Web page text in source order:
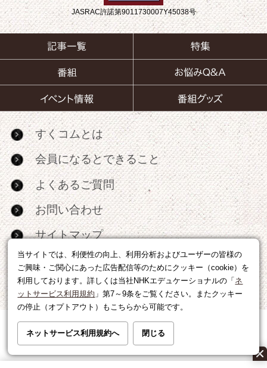
当サイトでは、利便性の向上、利用分析およびユーザーの皆様の
ご興味・ご関心にあった広告配信等のためにクッキー（cookie）を
利用しております。詳しくは当社NHKエデュケーショナルの「 ネ
ットサービス利用規約 」第7～9条をご覧ください。またクッキー
の停止（オプトアウト）もこちらから可能です。
ネットサービス利用規約へ 閉じる
JASRAC許諾第9011730007Y45038号
すくコムとは
会員になるとできること
よくあるご質問
お問い合わせ
サイトマップ
RSS
広告出稿・パートナーシップについて
利用規約|個人情報の取り扱いについて
運営会社|広告に関するお問い合わせ